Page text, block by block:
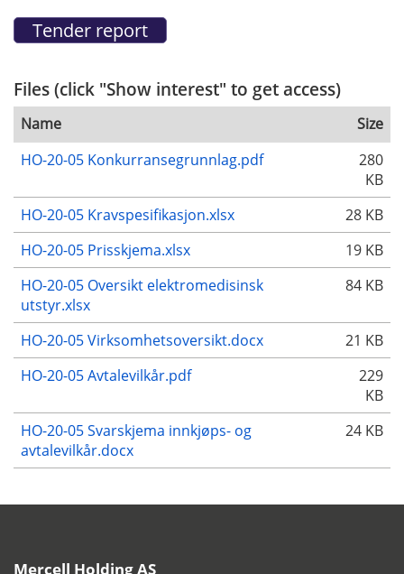
Files (click "Show interest" to get access)
Name
Size
HO-20-05 Konkurransegrunnlag.pdf
280
KB
HO-20-05 Kravspesifikasjon.xlsx
28 KB
HO-20-05 Prisskjema.xlsx
19 KB
HO-20-05 Oversikt elektromedisinsk
utstyr.xlsx
84 KB
HO-20-05 Virksomhetsoversikt.docx
21 KB
HO-20-05 Avtalevilkår.pdf
229
KB
HO-20-05 Svarskjema innkjøps- og
avtalevilkår.docx
24 KB
Mercell Holding AS